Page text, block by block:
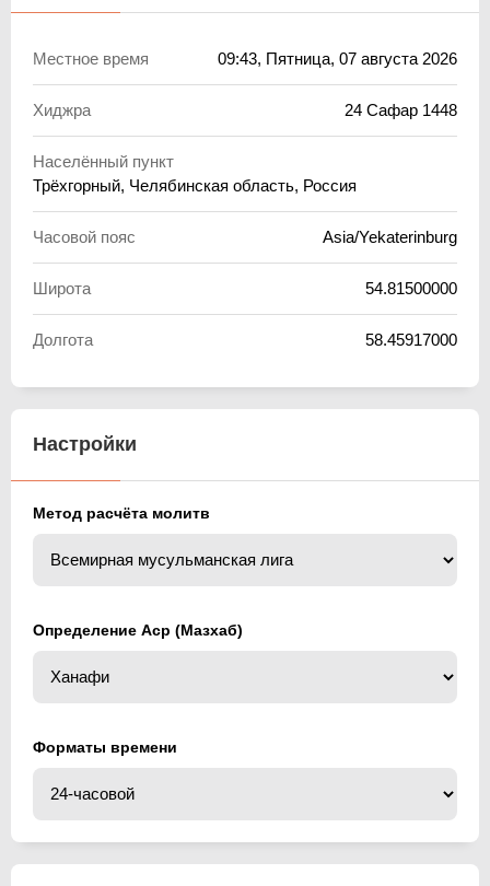
Местное время 09:43, Пятница, 07 августа 2026
Хиджра 24 Сафар 1448
Населённый пункт
Трёхгорный, Челябинская область, Россия
Часовой пояс Asia/Yekaterinburg
Широта 54.81500000
Долгота 58.45917000
Настройки
Метод расчёта молитв
Определение Аср (Мазхаб)
Форматы времени